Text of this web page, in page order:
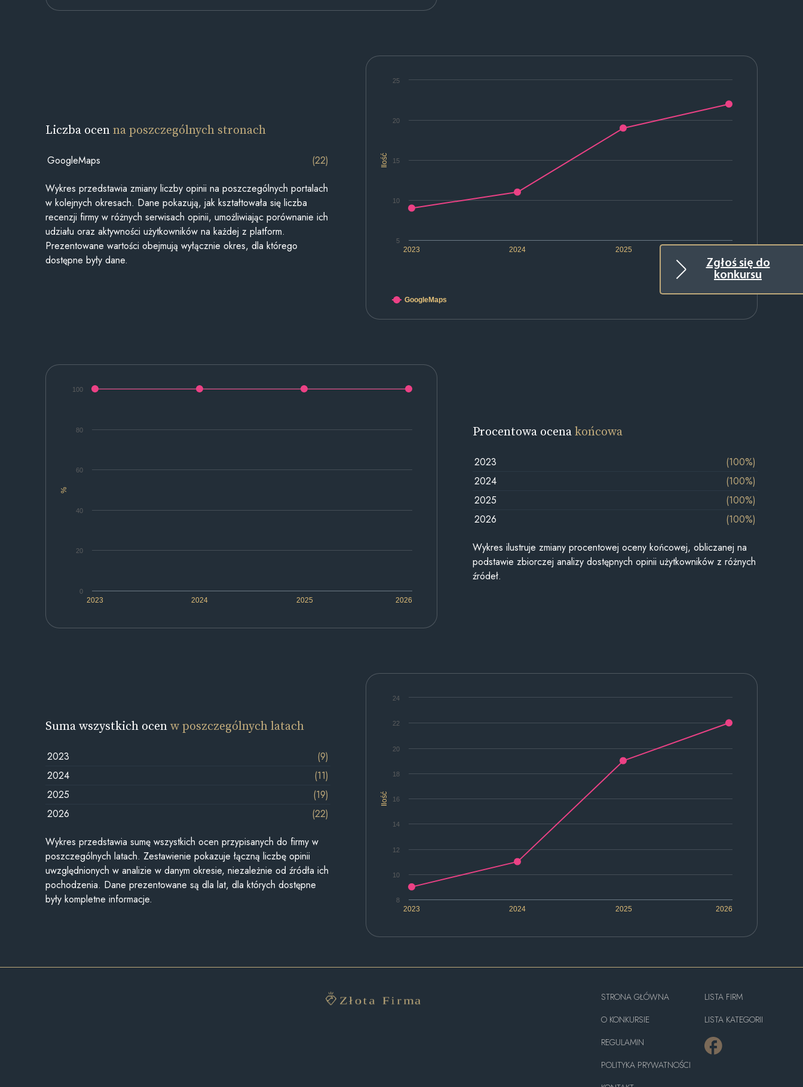
Zgłoś się do
konkursu
Ilość
2023 2024 2025
10
20
5
15
25
GoogleMaps
Liczba ocenna poszczególnych stronach
GoogleMaps (22)
Wykres przedstawia zmiany liczby opinii na poszczególnych portalach
w kolejnych okresach. Dane pokazują, jak kształtowała się liczba
recenzji firmy w różnych serwisach opinii, umożliwiając porównanie ich
udziału oraz aktywności użytkowników na każdej z platform.
Prezentowane wartości obejmują wyłącznie okres, dla którego
dostępne były dane.
%
2023 2024 2025 2026
0
20
40
60
80
100
Procentowa ocenakońcowa
2023
(100%)
2024
(100%)
2025
(100%)
2026
(100%)
Wykres ilustruje zmiany procentowej oceny końcowej, obliczanej na
podstawie zbiorczej analizy dostępnych opinii użytkowników z różnych
źródeł.
Ilość
2023 2024 2025 2026
8
10
12
14
16
18
20
22
24
Suma wszystkich ocenw poszczególnych latach
2023
(9)
2024
(11)
2025
(19)
2026
(22)
Wykres przedstawia sumę wszystkich ocen przypisanych do firmy w
poszczególnych latach. Zestawienie pokazuje łączną liczbę opinii
uwzględnionych w analizie w danym okresie, niezależnie od źródła ich
pochodzenia. Dane prezentowane są dla lat, dla których dostępne
były kompletne informacje.
STRONA GŁÓWNA
O KONKURSIE
REGULAMIN
POLITYKA PRYWATNOŚCI
LISTA FIRM
LISTA KATEGORII